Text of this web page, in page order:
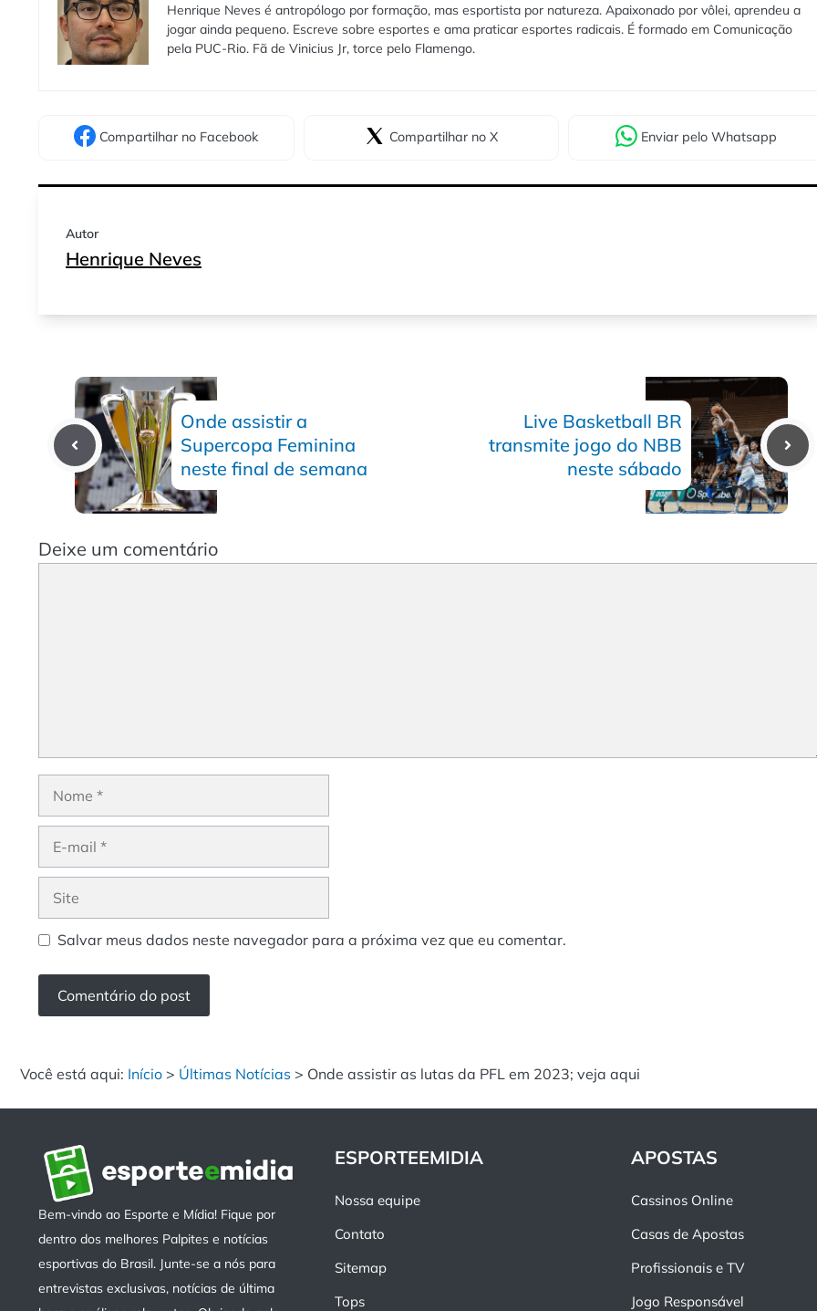
Henrique Neves é antropólogo por formação, mas esportista por natureza. Apaixonado por vôlei, aprendeu a
jogar ainda pequeno. Escreve sobre esportes e ama praticar esportes radicais. É formado em Comunicação
pela PUC-Rio. Fã de Vinicius Jr, torce pelo Flamengo.
Compartilhar no Facebook Compartilhar no X Enviar pelo Whatsapp
Autor
Henrique Neves
Onde assistir a
Supercopa Feminina
neste final de semana
Live Basketball BR
transmite jogo do NBB
neste sábado
Deixe um comentário
Nome
Site
Salvar meus dados neste navegador para a próxima vez que eu comentar.
Você está aqui: Início > Últimas Notícias > Onde assistir as lutas da PFL em 2023; veja aqui
Bem-vindo ao Esporte e Mídia! Fique por
dentro dos melhores Palpites e notícias
esportivas do Brasil. Junte-se a nós para
entrevistas exclusivas, notícias de última
ESPORTEEMIDIA
Nossa equipe
Contato
Sitemap
Tops
APOSTAS
Cassinos Online
Casas de Apostas
Profissionais e TV
Jogo Responsável